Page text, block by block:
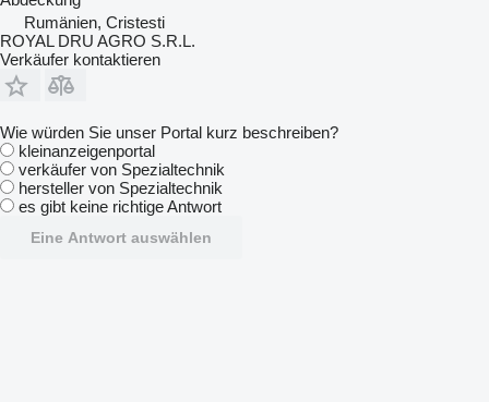
Rumänien, Cristesti
ROYAL DRU AGRO S.R.L.
Verkäufer kontaktieren
Wie würden Sie unser Portal kurz beschreiben?
kleinanzeigenportal
verkäufer von Spezialtechnik
hersteller von Spezialtechnik
es gibt keine richtige Antwort
Eine Antwort auswählen